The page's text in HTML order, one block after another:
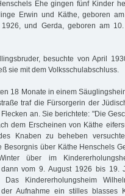
Ehe gingen fünf Kinder
Erwin und Käthe, geboren
und Gerda, geboren am
besuchte von April
sie mit dem Volksschulabschluss.
18 Monate in einem
traf die Fürsorgerin der
an. Sie berichtete: "Die
dem Erscheinen von Käthe
Knaben zu beheben
Besorgnis über Käthe Henschels
über im
vom 9. August 1926 bis 19.
Kindererholungsheim
Aufnahme ein stilles blasses